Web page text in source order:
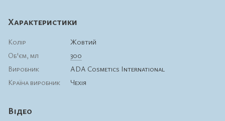
Характеристики
Колір
Жовтий
Об'єм, мл
300
Виробник
ADA Cosmetics International
Країна виробник
Чехія
Відео